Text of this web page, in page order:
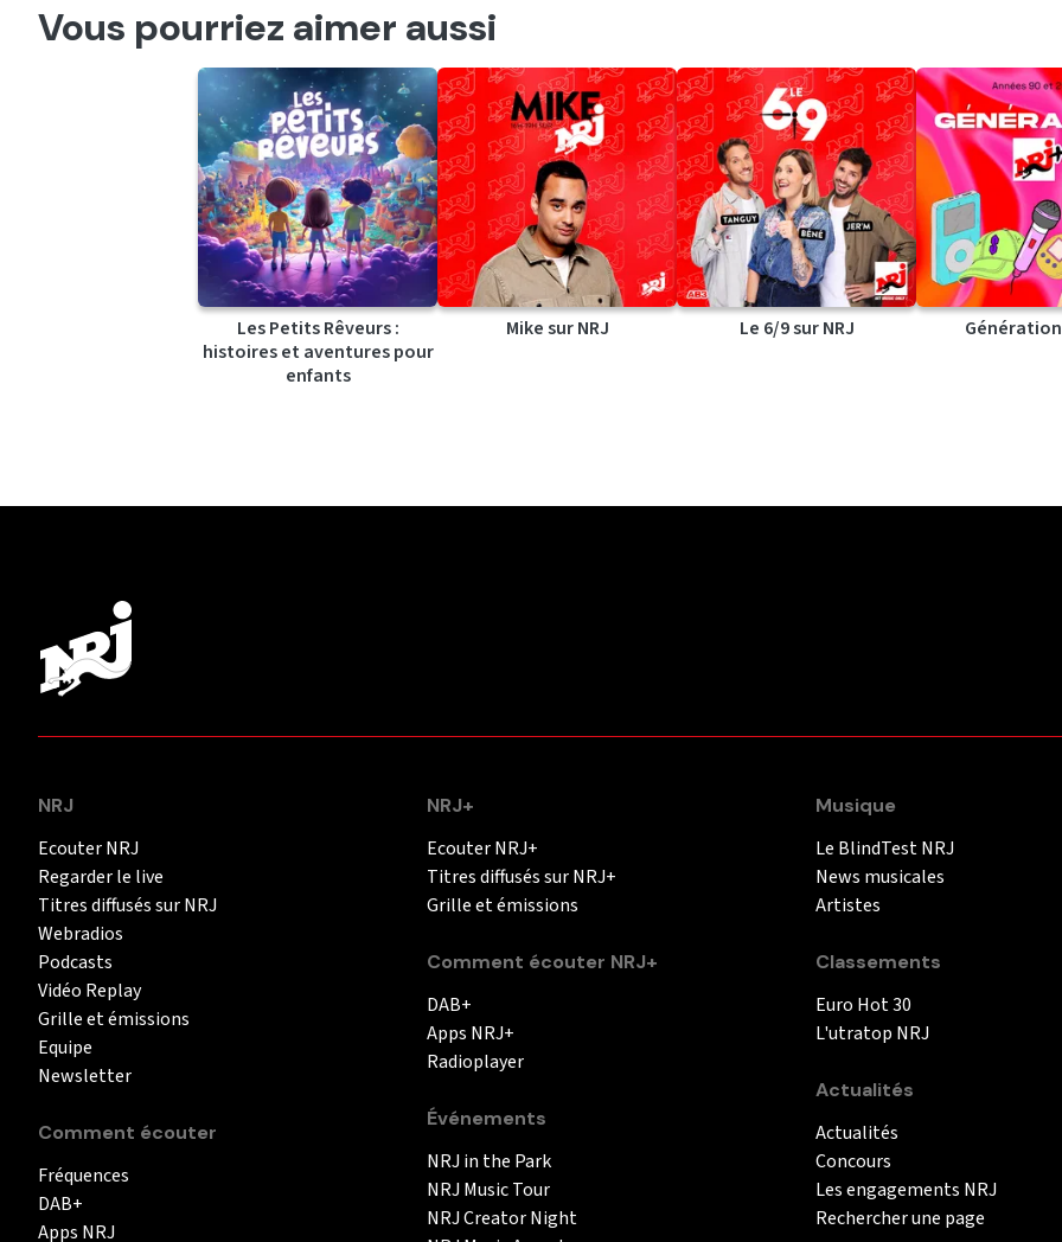
Vous pourriez aimer aussi
Les Petits Rêveurs :
histoires et aventures pour
enfants
Mike sur NRJ Le 6/9 sur NRJ Génération
NRJ
Ecouter NRJ
Regarder le live
Titres diffusés sur NRJ
Webradios
Podcasts
Vidéo Replay
Grille et émissions
Equipe
Newsletter
Comment écouter
Fréquences
DAB+
Apps NRJ
NRJ+
Ecouter NRJ+
Titres diffusés sur NRJ+
Grille et émissions
Comment écouter NRJ+
DAB+
Apps NRJ+
Radioplayer
Événements
NRJ in the Park
NRJ Music Tour
NRJ Creator Night
Musique
Le BlindTest NRJ
News musicales
Artistes
Classements
Euro Hot 30
L'utratop NRJ
Actualités
Actualités
Concours
Les engagements NRJ
Rechercher une page